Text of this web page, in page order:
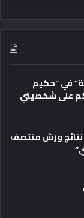
في “حكيم
على شخصيتي
ورش منتصف